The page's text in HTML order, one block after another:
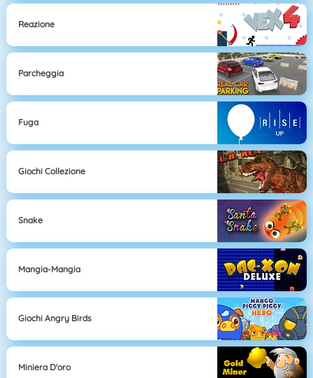
Reazione
Parcheggia
Fuga
Giochi Collezione
Snake
Mangia-Mangia
Giochi Angry Birds
Miniera D'oro